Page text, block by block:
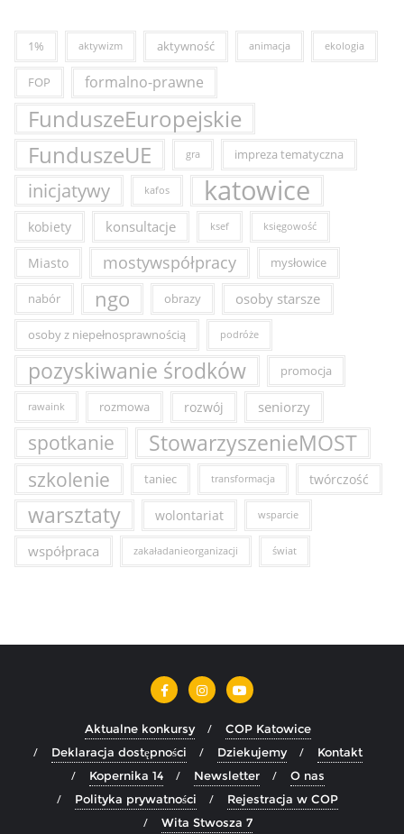
1% aktywizm aktywność animacja ekologia
FOP formalno-prawne
FunduszeEuropejskie
FunduszeUE
gra impreza tematyczna
inicjatywy kafos katowice
kobiety konsultacje ksef księgowość
Miasto mostywspółpracy mysłowice
nabór ngo obrazy osoby starsze
osoby z niepełnosprawnością podróże
pozyskiwanie środków promocja
rawaink rozmowa rozwój seniorzy
spotkanie StowarzyszenieMOST
szkolenie taniec transformacja twórczość
warsztaty wolontariat wsparcie
współpraca zakaładanieorganizacji świat
Aktualne konkursy
COP Katowice
Deklaracja dostępności
Dziekujemy
Kontakt
Kopernika 14
Newsletter
O nas
Polityka prywatności
Rejestracja w COP
Wita Stwosza 7